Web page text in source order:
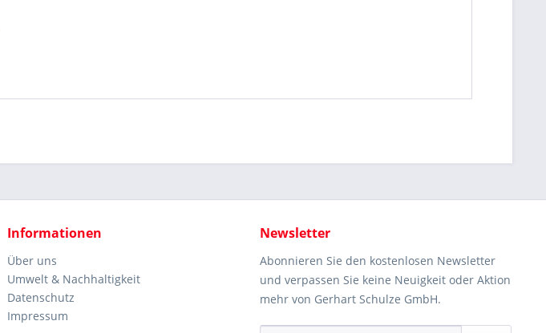
Informationen
Über uns
Umwelt & Nachhaltigkeit
Datenschutz
Impressum
Newsletter
Abonnieren Sie den kostenlosen Newsletter
und verpassen Sie keine Neuigkeit oder Aktion
mehr von Gerhart Schulze GmbH.